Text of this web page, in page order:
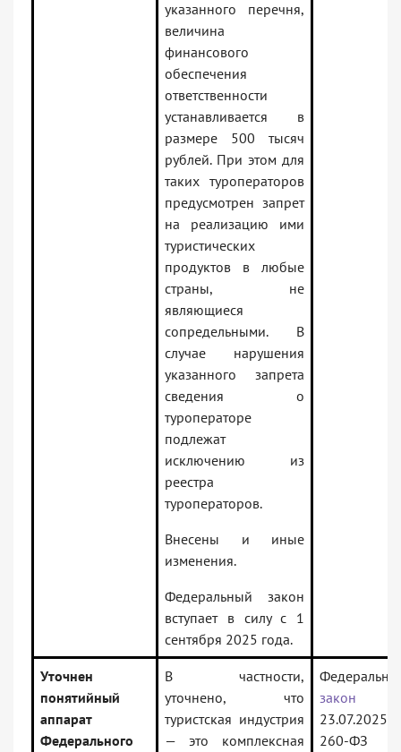
указанного перечня,
величина
финансового
обеспечения
ответственности
устанавливается в
размере 500 тысяч
рублей. При этом для
таких туроператоров
предусмотрен запрет
на реализацию ими
туристических
продуктов в любые
страны, не
являющиеся
сопредельными. В
случае нарушения
указанного запрета
сведения о
туроператоре
подлежат
исключению из
реестра
туроператоров.
Внесены и иные
изменения.
Федеральный закон
вступает в силу с 1
сентября 2025 года.
Уточнен
понятийный
аппарат
Федерального
В частности,
уточнено, что
туристская индустрия
— это комплексная
закон
260-ФЗ